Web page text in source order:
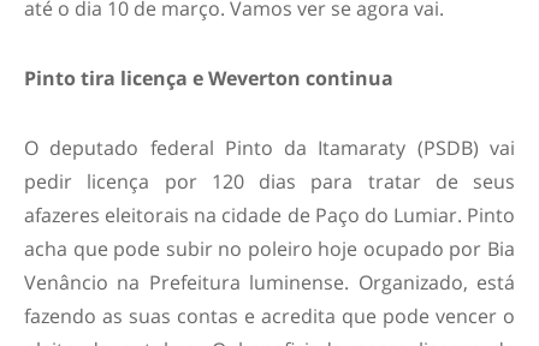
até o dia 10 de março. Vamos ver se agora vai.
Pinto tira licença e Weverton continua
O deputado federal Pinto da Itamaraty (PSDB) vai
pedir licença por 120 dias para tratar de seus
afazeres eleitorais na cidade de Paço do Lumiar. Pinto
acha que pode subir no poleiro hoje ocupado por Bia
Venâncio na Prefeitura luminense. Organizado, está
fazendo as suas contas e acredita que pode vencer o